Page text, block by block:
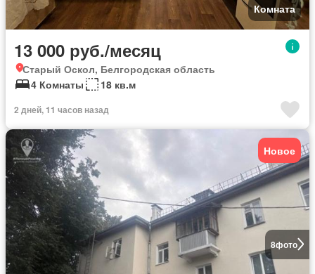
Комната
13 000 руб./месяц
Старый Оскол, Белгородская область
4 Комнаты
18 кв.м
2 дней, 11 часов назад
8фото
Новое